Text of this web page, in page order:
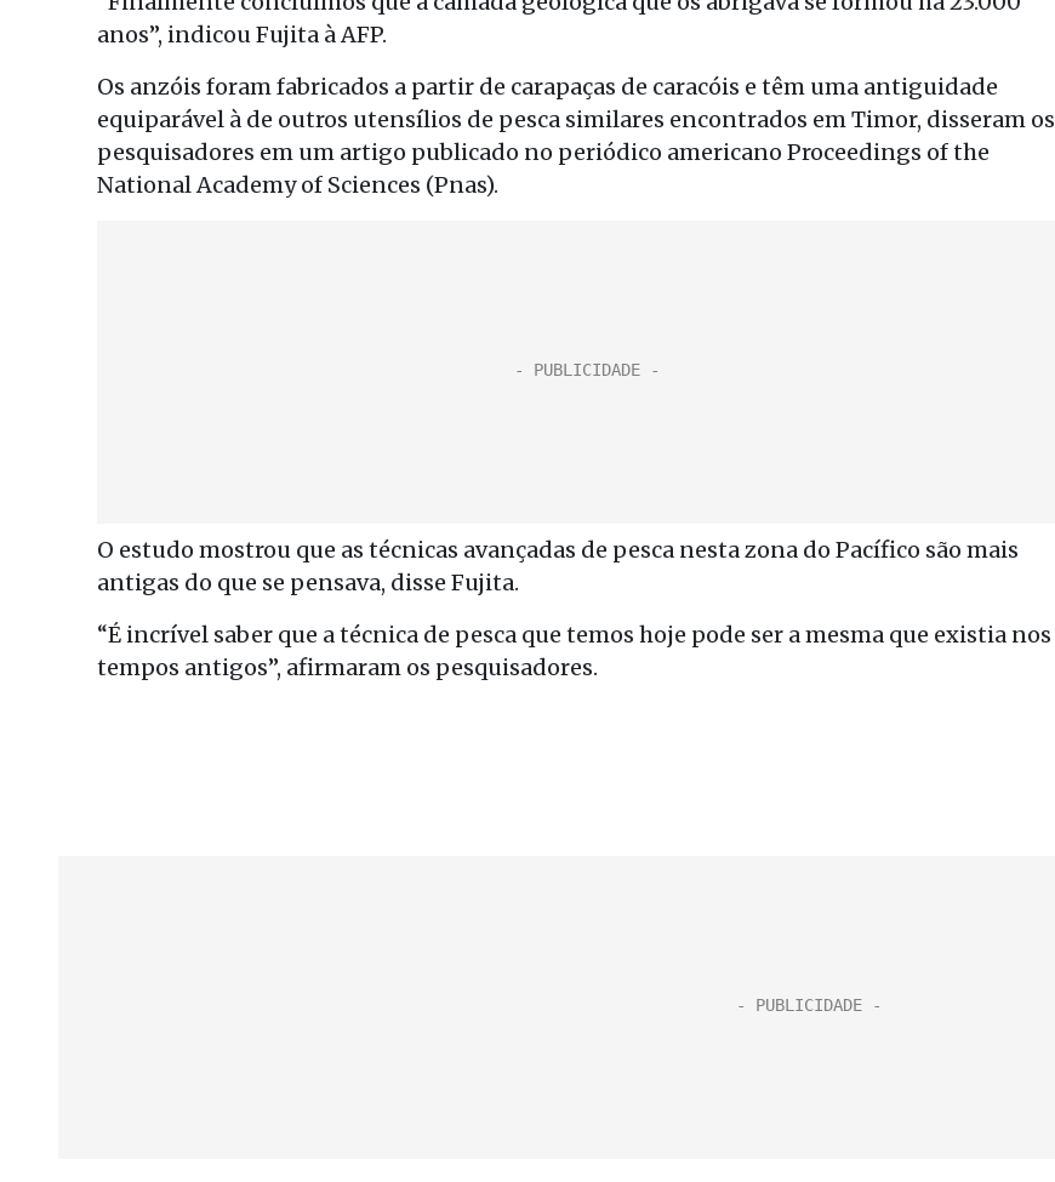
anos”, indicou Fujita à AFP.
Os anzóis foram fabricados a partir de carapaças de caracóis e têm uma antiguidade
equiparável à de outros utensílios de pesca similares encontrados em Timor, disseram os
pesquisadores em um artigo publicado no periódico americano Proceedings of the
National Academy of Sciences (Pnas).
O estudo mostrou que as técnicas avançadas de pesca nesta zona do Pacífico são mais
antigas do que se pensava, disse Fujita.
“É incrível saber que a técnica de pesca que temos hoje pode ser a mesma que existia nos
tempos antigos”, afirmaram os pesquisadores.